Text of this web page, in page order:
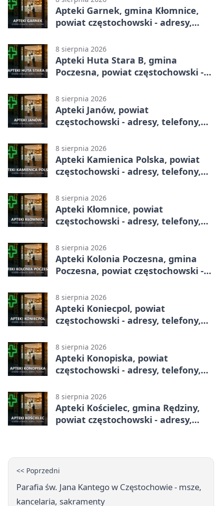
Apteki Garnek, gmina Kłomnice,
powiat częstochowski - adresy,
8 sierpnia 2026
Apteki Huta Stara B, gmina
Poczesna, powiat częstochowski -
8 sierpnia 2026
Apteki Janów, powiat
częstochowski - adresy, telefony,
8 sierpnia 2026
Apteki Kamienica Polska, powiat
częstochowski - adresy, telefony,
8 sierpnia 2026
Apteki Kłomnice, powiat
częstochowski - adresy, telefony,
8 sierpnia 2026
Apteki Kolonia Poczesna, gmina
Poczesna, powiat częstochowski -
8 sierpnia 2026
Apteki Koniecpol, powiat
częstochowski - adresy, telefony,
8 sierpnia 2026
Apteki Konopiska, powiat
częstochowski - adresy, telefony,
8 sierpnia 2026
Apteki Kościelec, gmina Rędziny,
powiat częstochowski - adresy,
<< Poprzedni
Parafia św. Jana Kantego w Częstochowie - msze,
kancelaria, sakramenty